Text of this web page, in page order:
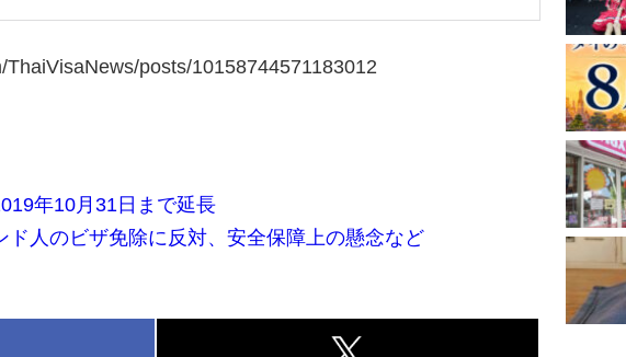
posts/10158744571183012
年10月31日まで延長
ド人のビザ免除に反対、安全保障上の懸念など